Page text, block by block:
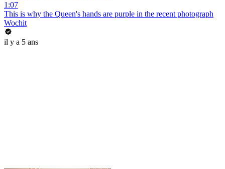
1:07
This is why the Queen's hands are purple in the recent photograph
Wochit
il y a 5 ans